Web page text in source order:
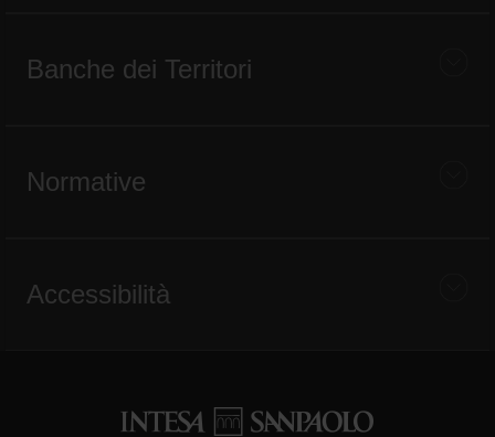
Banche dei Territori
Normative
Accessibilità